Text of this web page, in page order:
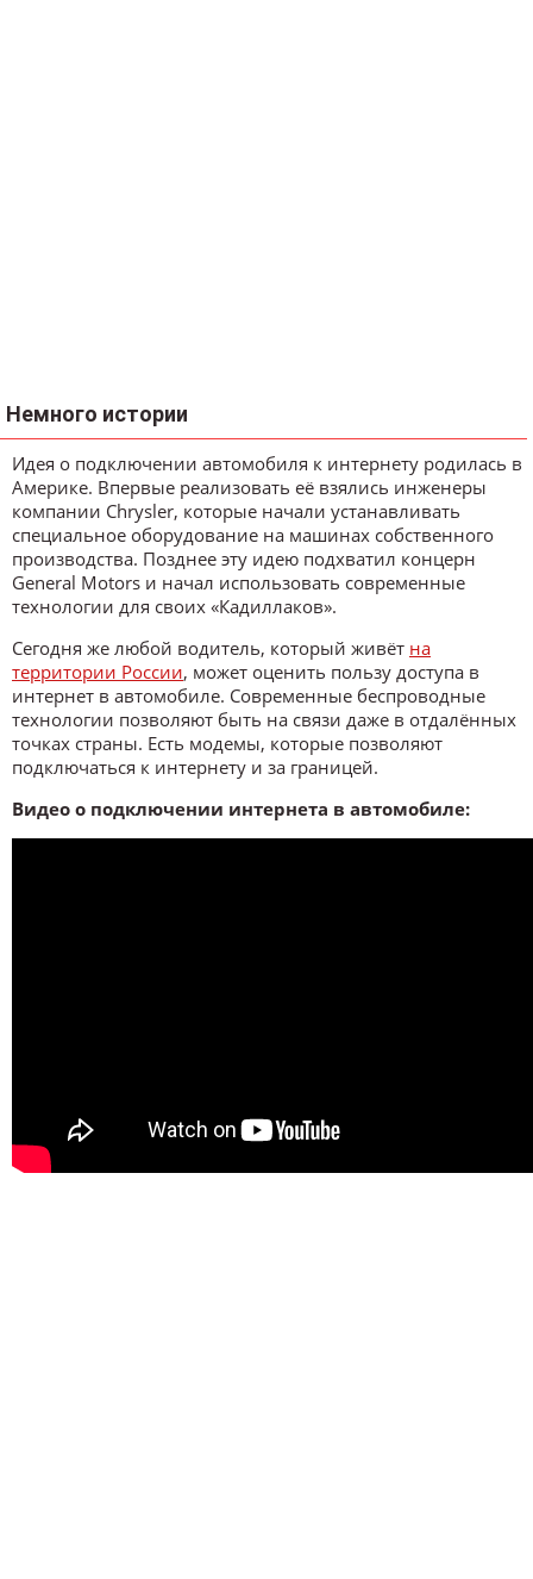
Немного истории
Идея о подключении автомобиля к интернету родилась в
Америке. Впервые реализовать её взялись инженеры
компании Chrysler, которые начали устанавливать
специальное оборудование на машинах собственного
производства. Позднее эту идею подхватил концерн
General Motors и начал использовать современные
технологии для своих «Кадиллаков».
Сегодня же любой водитель, который живёт на
территории России, может оценить пользу доступа в
интернет в автомобиле. Современные беспроводные
технологии позволяют быть на связи даже в отдалённых
точках страны. Есть модемы, которые позволяют
подключаться к интернету и за границей.
Видео о подключении интернета в автомобиле: